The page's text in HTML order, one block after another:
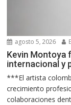
agosto 5, 2026
Kevin Montoya
internacional y
***El artista
crecimiento
colaboraciones